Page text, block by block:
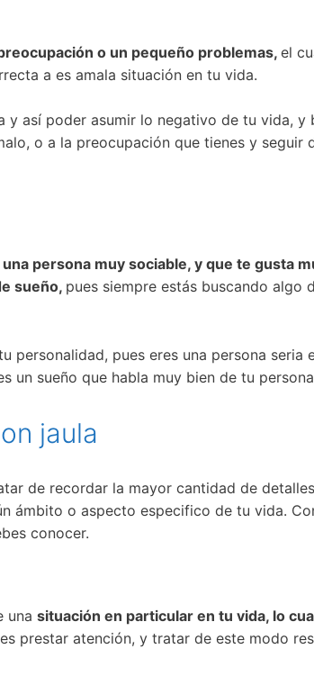
o un pequeño problemas, el
a es amala situación en tu vida.
así poder asumir lo negativo de tu vida, y
o a la preocupación que tienes y seguir
persona muy sociable, y que te gusta
sueño, pues siempre estás buscando algo
personalidad, pues eres una persona seria
un sueño que habla muy bien de tu
jaula
de recordar la mayor cantidad de
ámbito o aspecto especifico de tu vida.
conocer.
una situación en particular en tu vida, lo
prestar atención, y tratar de este modo